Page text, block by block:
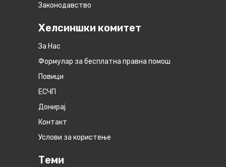
Законодавство
Хелсиншки комитет
За Нас
Формулар за бесплатна правна помош
Повици
ЕСЧП
Донирај
Контакт
Услови за користење
Теми